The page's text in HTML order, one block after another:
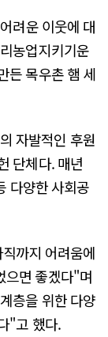
려운 이웃에 대
농업지키기운
든 목우촌 햄 세
자발적인 후원
단체다. 매년
다양한 사회공
까지 어려움에
으면 좋겠다"며
층을 위한 다양
"고 했다.